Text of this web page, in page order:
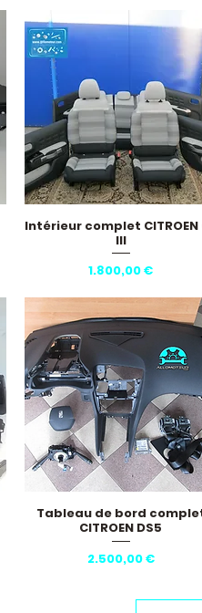
Hurtigvisning
Intérieur complet CITROEN
III
Pris
1.800,00 €
Hurtigvisning
Tableau de bord
CITROEN DS5
Pris
2.500,00 €